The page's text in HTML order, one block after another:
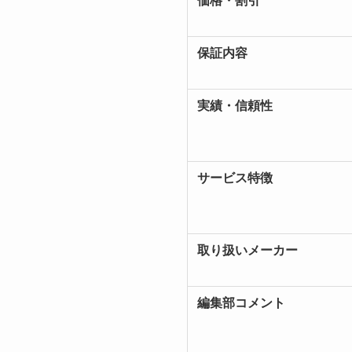
保証内容
実績・信頼性
サービス特徴
取り扱いメーカー
編集部コメント